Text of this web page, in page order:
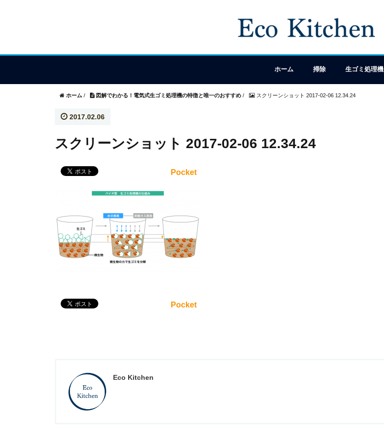
ホーム 掃除 生ゴミ処理機
ホーム / 図解でわかる！電気式生ゴミ処理機の特徴と唯一のおすすめ / スクリーンショット 2017-02-06 12.34.24
2017.02.06
スクリーンショット 2017-02-06 12.34.24
Pocket
Pocket
Eco Kitchen